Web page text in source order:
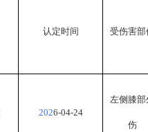
认定时间 受伤害部
2026-04-24
左侧膝部
伤